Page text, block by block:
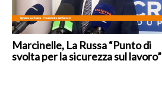
Marcinelle, La Russa “Punto di
svolta per la sicurezza sul lavoro”